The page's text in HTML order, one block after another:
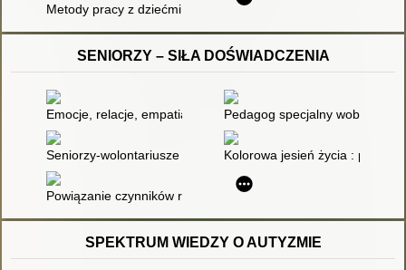
Metody pracy z dziećmi z autyzmem w opiniach rodziców =
SENIORZY – SIŁA DOŚWIADCZENIA
Emocje, relacje, empatia w wieku dojrzałym : warsztat Jak
Pedagog specjalny wobec
Seniorzy-wolontariusze jako korepetytorzy uczniów ze
Kolorowa jesień życia :
Powiązanie czynników ryzyka i czynników ochronnych w
SPEKTRUM WIEDZY O AUTYZMIE